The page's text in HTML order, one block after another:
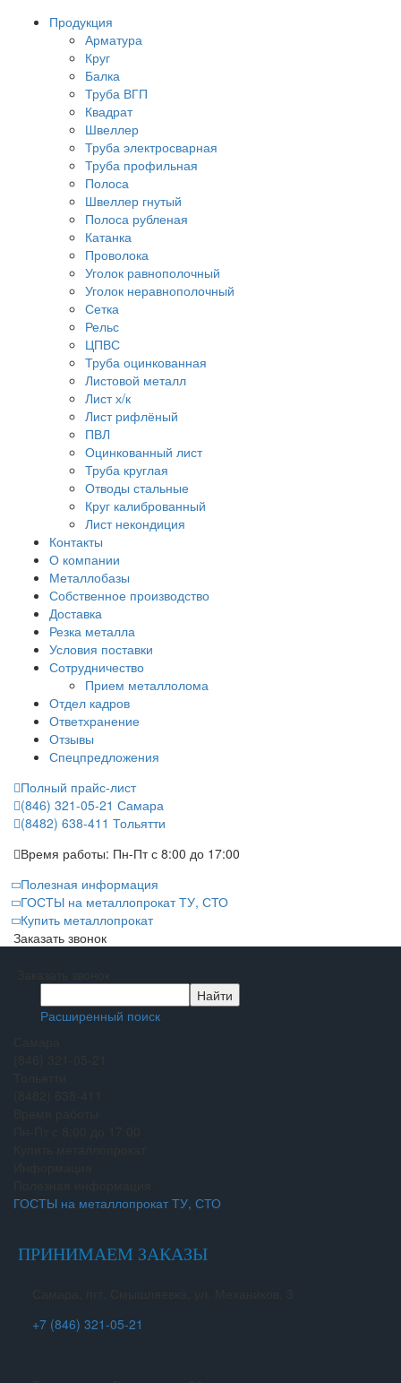
Продукция
Арматура
Круг
Балка
Труба ВГП
Квадрат
Швеллер
Труба электросварная
Труба профильная
Полоса
Швеллер гнутый
Полоса рубленая
Катанка
Проволока
Уголок равнополочный
Уголок неравнополочный
Сетка
Рельс
ЦПВС
Труба оцинкованная
Листовой металл
Лист х/к
Лист рифлёный
ПВЛ
Оцинкованный лист
Труба круглая
Отводы стальные
Круг калиброванный
Лист некондиция
Контакты
О компании
Металлобазы
Собственное производство
Доставка
Резка металла
Условия поставки
Сотрудничество
Прием металлолома
Отдел кадров
Ответхранение
Отзывы
Спецпредложения
Полный прайс-лист
(846) 321-05-21 Самара
(8482) 638-411 Тольятти
Время работы: Пн-Пт с 8:00 до 17:00
Полезная информация
ГОСТЫ на металлопрокат ТУ, СТО
Купить металлопрокат
Заказать звонок
Расширенный поиск
ГОСТЫ на металлопрокат ТУ, СТО
ПРИНИМАЕМ ЗАКАЗЫ
+7 (846) 321-05-21